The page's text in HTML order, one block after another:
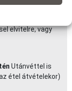
1490Ft | 5-6 km-ig:
3 000 Ft)
elvitelre, vagy
Utánvéttel is
étel átvételekor)